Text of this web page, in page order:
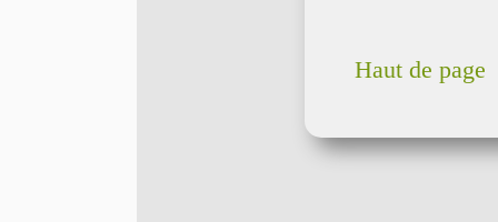
Haut de page